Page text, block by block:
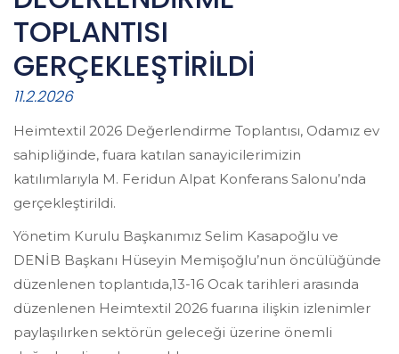
TOPLANTISI
GERÇEKLEŞTİRİLDİ
11.2.2026
Heimtextil 2026 Değerlendirme Toplantısı, Odamız ev
sahipliğinde, fuara katılan sanayicilerimizin
katılımlarıyla M. Feridun Alpat Konferans Salonu’nda
gerçekleştirildi.
Yönetim Kurulu Başkanımız Selim Kasapoğlu ve
DENİB Başkanı Hüseyin Memişoğlu’nun öncülüğünde
düzenlenen toplantıda,13-16 Ocak tarihleri arasında
düzenlenen Heimtextil 2026 fuarına ilişkin izlenimler
paylaşılırken sektörün geleceği üzerine önemli